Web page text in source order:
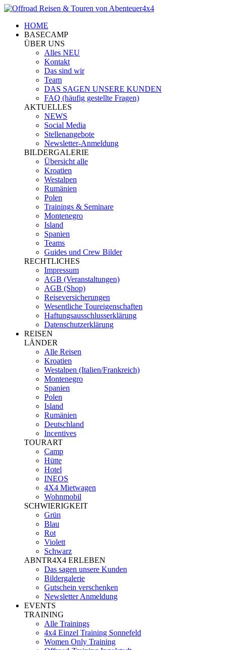
HOME
BASECAMP
ÜBER UNS
Alles NEU
Kontakt
Das sind wir
Team
DAS SAGEN UNSERE KUNDEN
FAQ (häufig gestellte Fragen)
AKTUELLES
NEWS
Social Media
Stellenangebote
Newsletter-Anmeldung
BILDERGALERIE
Übersicht alle
Kroatien
Westalpen
Rumänien
Polen
Trainings & Seminare
Montenegro
Island
Spanien
Teams
Guides und Crew Bilder
RECHTLICHES
Impressum
AGB (Veranstaltungen)
AGB (Shop)
Reiseversicherungen
Wesentliche Toureigenschaften
Haftungsausschlusserklärung
Datenschutzerklärung
REISEN
LÄNDER
Alle Reisen
Kroatien
Westalpen (Italien/Frankreich)
Montenegro
Spanien
Polen
Island
Rumänien
Deutschland
Incentives
TOURART
Camp
Hütte
Hotel
INEOS
4X4 Mietwagen
Wohnmobil
SCHWIERIGKEIT
Grün
Blau
Rot
Violett
Schwarz
ABNTR4X4 ERLEBEN
Das sagen unsere Kunden
Bildergalerie
Gutschein verschenken
Newsletter Anmeldung
EVENTS
TRAINING
Alle Trainings
4x4 Einzel Training Sonnefeld
Women Only Training